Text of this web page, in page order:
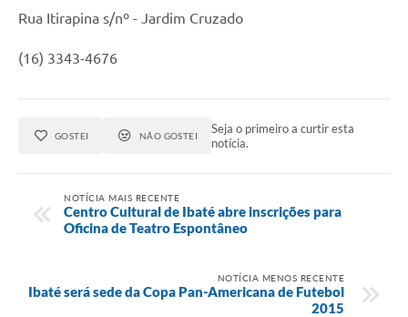
Rua Itirapina s/nº - Jardim Cruzado
(16) 3343-4676
GOSTEI NÃO GOSTEI
Seja o primeiro a curtir esta
notícia.
NOTÍCIA MAIS RECENTE
Centro Cultural de Ibaté abre inscrições para
Oficina de Teatro Espontâneo
NOTÍCIA MENOS RECENTE
Ibaté será sede da Copa Pan-Americana de Futebol
2015